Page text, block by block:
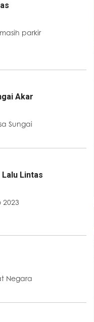
parkir
Akar
Sungai
Lintas
2023
Negara